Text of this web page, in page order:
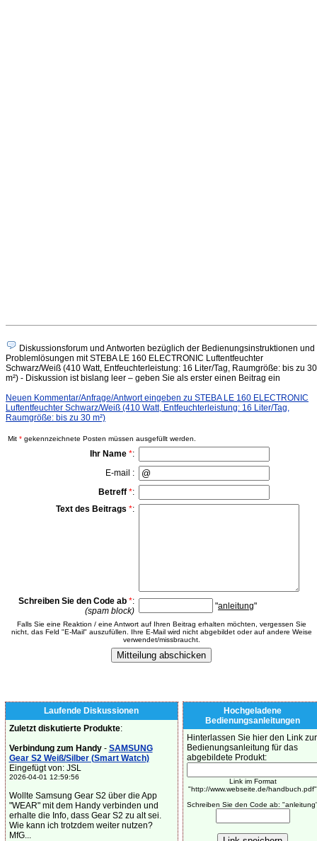
Diskussionsforum und Antworten bezüglich der Bedienungsinstruktionen und
Problemlösungen mit STEBA LE 160 ELECTRONIC Luftentfeuchter
Schwarz/Weiß (410 Watt, Entfeuchterleistung: 16 Liter/Tag, Raumgröße: bis zu 30
m²) - Diskussion ist bislang leer – geben Sie als erster einen Beitrag ein
Neuen Kommentar/Anfrage/Antwort eingeben zu STEBA LE 160 ELECTRONIC
Luftentfeuchter Schwarz/Weiß (410 Watt, Entfeuchterleistung: 16 Liter/Tag,
Raumgröße: bis zu 30 m²)
Mit * gekennzeichnete Posten müssen ausgefüllt werden.
Ihr Name *:
E-mail :
Betreff *:
Text des Beitrags *:
Schreiben Sie den Code ab *:
(spam block)
"anleitung"
Falls Sie eine Reaktion / eine Antwort auf Ihren Beitrag erhalten möchten, vergessen Sie
nicht, das Feld "E-Mail" auszufüllen. Ihre E-Mail wird nicht abgebildet oder auf andere Weise
verwendet/missbraucht.
Laufende Diskussionen
Zuletzt diskutierte Produkte:
Verbindung zum Handy- SAMSUNG
Gear S2 Weiß/Silber (Smart Watch)
Eingefügt von: JSL
2026-04-01 12:59:56
Wollte Samsung Gear S2 über die App
"WEAR" mit dem Handy verbinden und
erhalte die Info, dass Gear S2 zu alt sei.
Wie kann ich trotzdem weiter nutzen?
MfG...
Hochgeladene
Bedienungsanleitungen
Hinterlassen Sie hier den Link zur
Bedienungsanleitung für das
abgebildete Produkt:
Link im Format
"http://www.webseite.de/handbuch.pdf"
Schreiben Sie den Code ab: